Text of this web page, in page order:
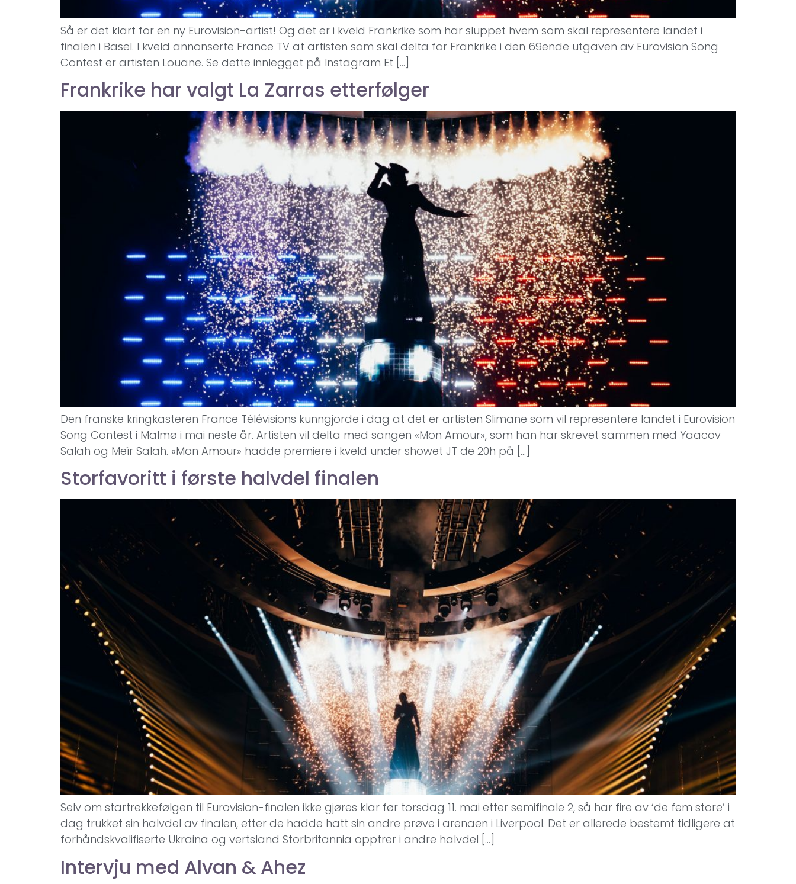
Så er det klart for en ny Eurovision-artist! Og det er i kveld Frankrike som har sluppet hvem som skal representere landet i
finalen i Basel. I kveld annonserte France TV at artisten som skal delta for Frankrike i den 69ende utgaven av Eurovision Song
Contest er artisten Louane. Se dette innlegget på Instagram Et […]
Frankrike har valgt La Zarras etterfølger
Den franske kringkasteren France Télévisions kunngjorde i dag at det er artisten Slimane som vil representere landet i Eurovision
Song Contest i Malmø i mai neste år. Artisten vil delta med sangen «Mon Amour», som han har skrevet sammen med Yaacov
Salah og Meïr Salah. «Mon Amour» hadde premiere i kveld under showet JT de 20h på […]
Storfavoritt i første halvdel finalen
Selv om startrekkefølgen til Eurovision-finalen ikke gjøres klar før torsdag 11. mai etter semifinale 2, så har fire av ‘de fem store’ i
dag trukket sin halvdel av finalen, etter de hadde hatt sin andre prøve i arenaen i Liverpool. Det er allerede bestemt tidligere at
forhåndskvalifiserte Ukraina og vertsland Storbritannia opptrer i andre halvdel […]
Intervju med Alvan & Ahez